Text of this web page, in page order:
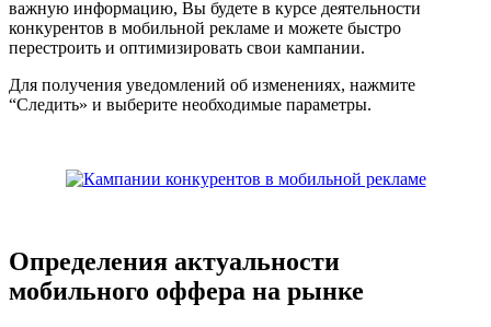
важную информацию, Вы будете в курсе деятельности
конкурентов в мобильной рекламе и можете быстро
перестроить и оптимизировать свои кампании.
Для получения уведомлений об изменениях, нажмите
“Следить» и выберите необходимые параметры.
Определения актуальности
мобильного оффера на рынке